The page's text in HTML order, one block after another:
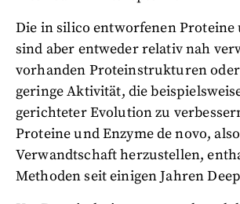
Die in silico entworfenen Proteine
sind aber entweder relativ nah
vorhanden Proteinstrukturen
geringe Aktivität, die
gerichteter Evolution zu
Proteine und Enzyme de novo,
Verwandtschaft herzustellen,
Methoden seit einigen Jahren